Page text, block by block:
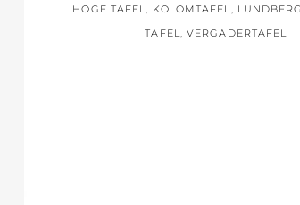
HOGE TAFEL, KOLOMTAFEL,
TAFEL,VERGADERTAFEL